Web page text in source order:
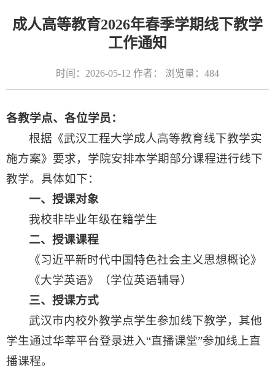
成人高等教育2026年春季学期线下教学
工作通知
时间：2026-05-12 作者： 浏览量： 484
各教学点、各位学员：
根据《武汉工程大学成人高等教育线下教学实
施方案》要求，学院安排本学期部分课程进行线下
教学。具体如下：
一、授课对象
我校非毕业年级在籍学生
二、授课课程
《习近平新时代中国特色社会主义思想概论》
《大学英语》（学位英语辅导）
三、授课方式
武汉市内校外教学点学生参加线下教学，其他
学生通过华莘平台登录进入“直播课堂”参加线上直
播课程。